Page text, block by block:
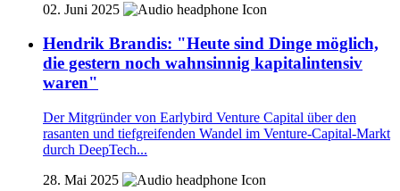
02. Juni 2025
Hendrik Brandis: "Heute sind Dinge möglich,
die gestern noch wahnsinnig kapitalintensiv
waren"
Der Mitgründer von Earlybird Venture Capital über den
rasanten und tiefgreifenden Wandel im Venture-Capital-Markt
durch DeepTech...
28. Mai 2025